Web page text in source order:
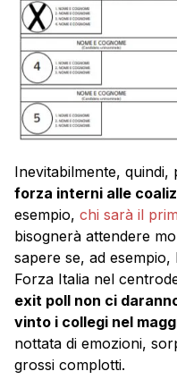
Inevitabilmente,
forza interni alle
esempio, chi sarà il
bisognerà attendere
sapere se, ad
Forza Italia nel
exit poll non ci
vinto i collegi nel
nottata di emozioni,
grossi complotti.